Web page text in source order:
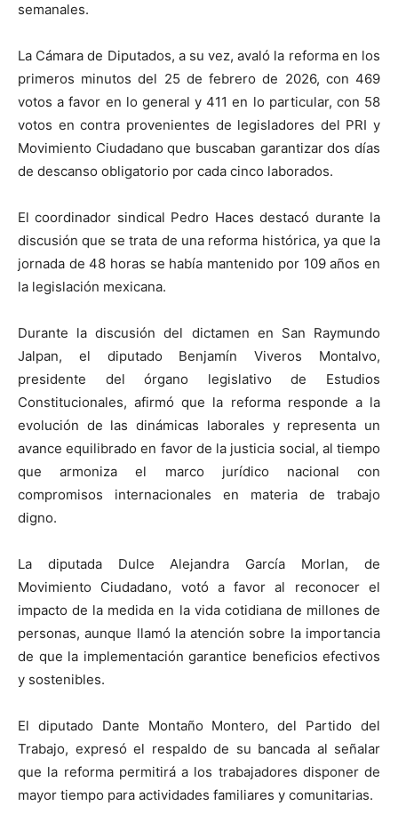
semanales.
La Cámara de Diputados, a su vez, avaló la reforma en los
primeros minutos del 25 de febrero de 2026, con 469
votos a favor en lo general y 411 en lo particular, con 58
votos en contra provenientes de legisladores del PRI y
Movimiento Ciudadano que buscaban garantizar dos días
de descanso obligatorio por cada cinco laborados.
El coordinador sindical Pedro Haces destacó durante la
discusión que se trata de una reforma histórica, ya que la
jornada de 48 horas se había mantenido por 109 años en
la legislación mexicana.
Durante la discusión del dictamen en San Raymundo
Jalpan, el diputado Benjamín Viveros Montalvo,
presidente del órgano legislativo de Estudios
Constitucionales, afirmó que la reforma responde a la
evolución de las dinámicas laborales y representa un
avance equilibrado en favor de la justicia social, al tiempo
que armoniza el marco jurídico nacional con
compromisos internacionales en materia de trabajo
digno.
La diputada Dulce Alejandra García Morlan, de
Movimiento Ciudadano, votó a favor al reconocer el
impacto de la medida en la vida cotidiana de millones de
personas, aunque llamó la atención sobre la importancia
de que la implementación garantice beneficios efectivos
y sostenibles.
El diputado Dante Montaño Montero, del Partido del
Trabajo, expresó el respaldo de su bancada al señalar
que la reforma permitirá a los trabajadores disponer de
mayor tiempo para actividades familiares y comunitarias.